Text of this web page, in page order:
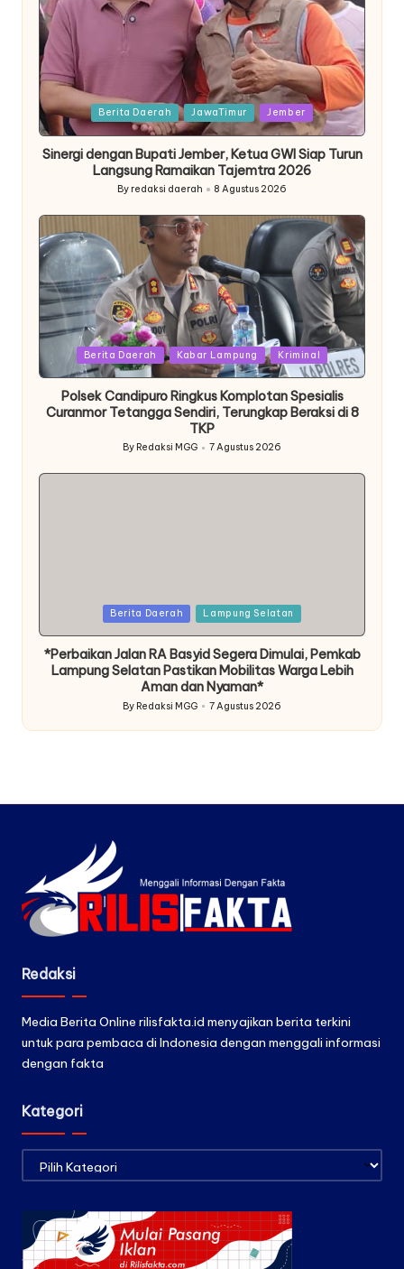
Posted
Berita Daerah JawaTimur Jember
Sinergi dengan Bupati Jember, Ketua GWI Siap Turun
Langsung Ramaikan Tajemtra 2026
Posted
by
By redaksi daerah 8 Agustus 2026
PostedBerita Daerah Kabar Lampung Kriminal
Polsek Candipuro Ringkus Komplotan Spesialis
Curanmor Tetangga Sendiri, Terungkap Beraksi di 8
TKP
Posted
by
By Redaksi MGG 7 Agustus 2026
Berita Daerah Lampung Selatan
*Perbaikan Jalan RA Basyid Segera Dimulai, Pemkab
Lampung Selatan Pastikan Mobilitas Warga Lebih
Aman dan Nyaman*
Posted
by
By Redaksi MGG 7 Agustus 2026
Redaksi
Media Berita Online rilisfakta.id menyajikan berita terkini
untuk para pembaca di Indonesia dengan menggali informasi
dengan fakta
Kategori